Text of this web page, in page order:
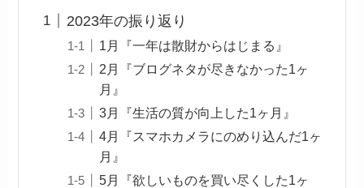
2023年の振り返り
1月『一年は散財からはじまる』
2月『ブログネタが尽きなかった1ヶ
月』
3月『生活の質が向上した1ヶ月』
4月『スマホカメラにのめり込んだ1ヶ
月』
5月『欲しいものを買い尽くした1ヶ